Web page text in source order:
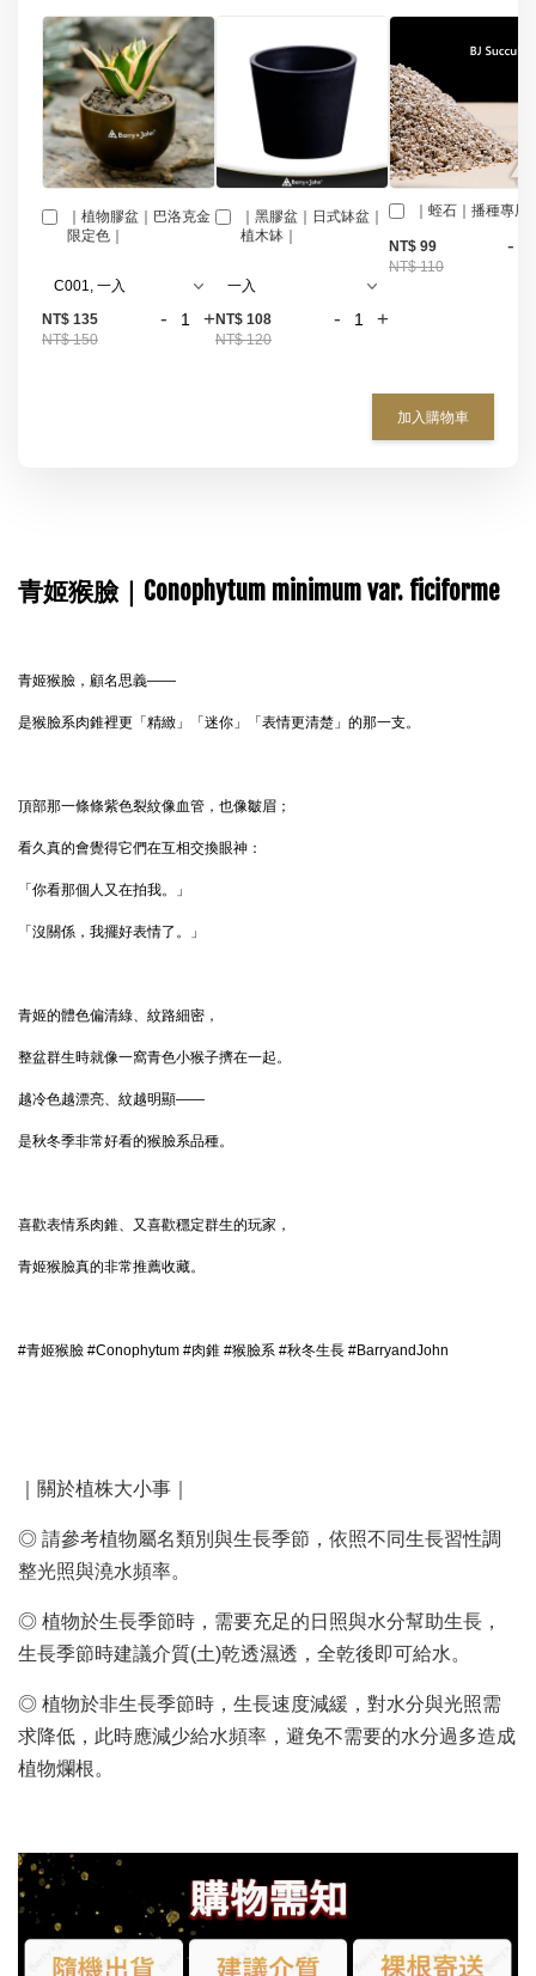
｜植物膠盆｜巴洛克金
限定色｜
NT$ 135
NT$ 150
- +
｜黑膠盆｜日式缽盆｜
植木缽｜
NT$ 108
NT$ 120
- +
｜蛭石｜播種專用
NT$ 99
NT$ 110
-
加入購物車
青姬猴臉｜Conophytum minimum var. ficiforme
青姬猴臉，顧名思義——
是猴臉系肉錐裡更「精緻」「迷你」「表情更清楚」的那一支。
頂部那一條條紫色裂紋像血管，也像皺眉；
看久真的會覺得它們在互相交換眼神：
「你看那個人又在拍我。」
「沒關係，我擺好表情了。」
青姬的體色偏清綠、紋路細密，
整盆群生時就像一窩青色小猴子擠在一起。
越冷色越漂亮、紋越明顯——
是秋冬季非常好看的猴臉系品種。
喜歡表情系肉錐、又喜歡穩定群生的玩家，
青姬猴臉真的非常推薦收藏。
#青姬猴臉 #Conophytum #肉錐 #猴臉系 #秋冬生長 #BarryandJohn
｜關於植株大小事｜
◎ 請參考植物屬名類別與生長季節，依照不同生長習性調
整光照與澆水頻率。
◎ 植物於生長季節時，需要充足的日照與水分幫助生長，
生長季節時建議介質(土)乾透濕透，全乾後即可給水。
◎ 植物於非生長季節時，生長速度減緩，對水分與光照需
求降低，此時應減少給水頻率，避免不需要的水分過多造成
植物爛根。